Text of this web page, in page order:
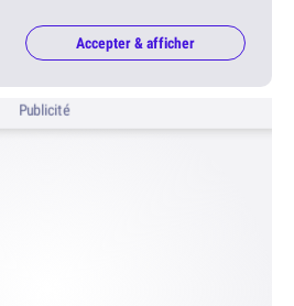
Accepter & afficher
Publicité